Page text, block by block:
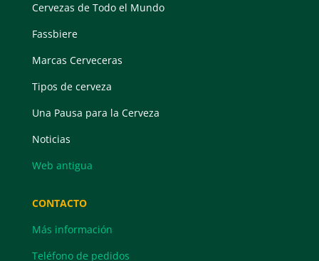
Cervezas de Todo el Mundo
Fassbiere
Marcas Cerveceras
Tipos de cerveza
Una Pausa para la Cerveza
Noticias
Web antigua
CONTACTO
Más información
Teléfono de pedidos